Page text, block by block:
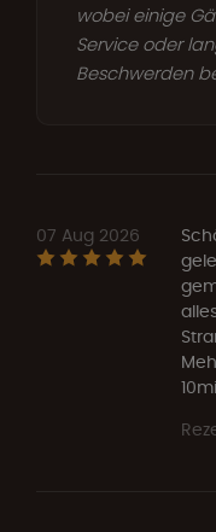
wobei einige
Service oder
Beschwerden
07 Aug 2026